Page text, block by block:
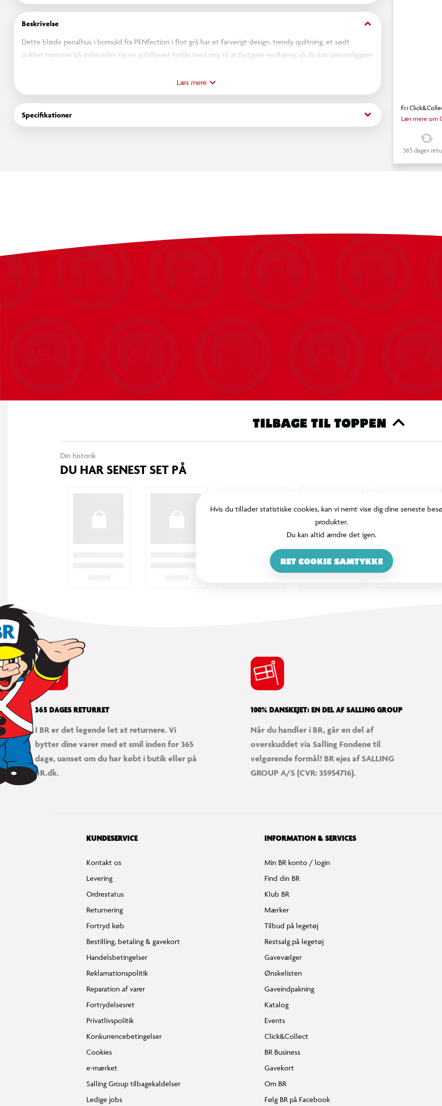
Beskrivelse keyboard_arrow_down
Dette bløde penalhus i bomuld fra PENfection i flot grå har et farverigt design, trendy quiltning, et sødt
prikket mønster på indersiden og en guldfarvet lynlås med ring til at fastgøre vedhæng, så du kan personliggøre
Materiale: 100% bomuld.
Læs mere
Specifikationer keyboard_arrow_down
Fri
Læs mere om
365 dages
TILBAGE TIL TOPPEN
Din historik
DU HAR SENEST SET PÅ
Hvis du tillader statistiske cookies, kan vi nemt vise dig dine seneste
produkter.
Du kan altid ændre det igen.
RET COOKIE SAMTYKKE
365 DAGES RETURRET
I BR er det legende let at returnere. Vi
bytter dine varer med et smil inden for 365
dage, uanset om du har købt i butik eller på
BR.dk.
100% DANSKEJET: EN DEL AF SALLING GROUP
Når du handler i BR, går en del af
overskuddet via Salling Fondene til
velgørende formål! BR ejes af SALLING
GROUP A/S (CVR: 35954716).
KUNDESERVICE
Kontakt os
Levering
Ordrestatus
Returnering
Fortryd køb
Bestilling, betaling & gavekort
Handelsbetingelser
Reklamationspolitik
Reparation af varer
Fortrydelsesret
Privatlivspolitik
Konkurrencebetingelser
Cookies
e-mærket
Salling Group tilbagekaldelser
Ledige jobs
INFORMATION & SERVICES
Min BR konto / login
Find din BR
Klub BR
Mærker
Tilbud på legetøj
Restsalg på legetøj
Gavevælger
Ønskelisten
Gaveindpakning
Katalog
Events
Click&Collect
BR Business
Gavekort
Om BR
Følg BR på Facebook